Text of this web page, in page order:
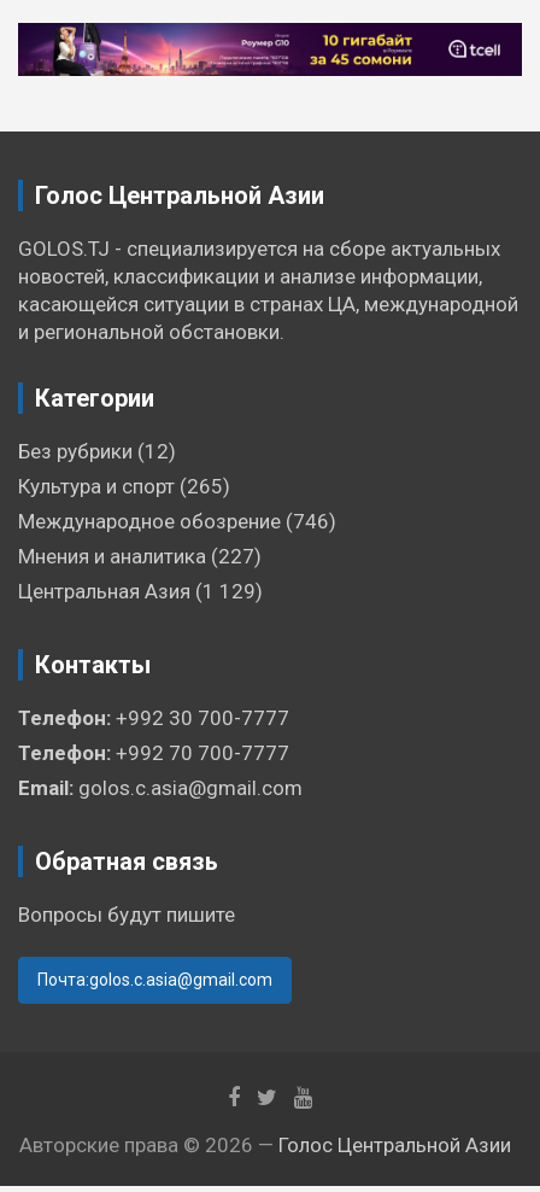
Навигация
по
Голос Центральной Азии
GOLOS.TJ - специализируется на сборе актуальных
новостей, классификации и анализе информации,
касающейся ситуации в странах ЦА, международной
и региональной обстановки.
Категории
Без рубрики (12)
Культура и спорт (265)
Международное обозрение (746)
Мнения и аналитика (227)
Центральная Азия (1 129)
Контакты
Телефон: +992 30 700-7777
Телефон: +992 70 700-7777
Email: golos.c.asia@gmail.com
Обратная связь
Вопросы будут пишите
Почта:golos.c.asia@gmail.com
Авторские права © 2026 — Голос Центральной Азии